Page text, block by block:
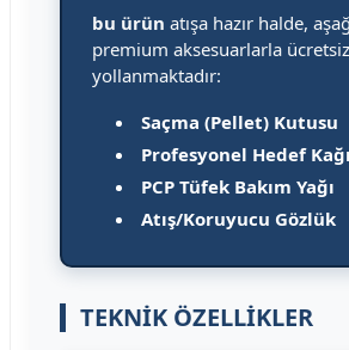
bu ürün atışa hazır halde,
premium aksesuarlarla ücretsiz
yollanmaktadır:
Saçma (Pellet) Kutusu
Profesyonel Hedef
PCP Tüfek Bakım Yağı
Atış/Koruyucu Gözlük
TEKNİK ÖZELLİKLER